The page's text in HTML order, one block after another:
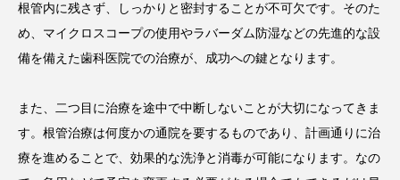
根管内に残さず、しっかりと密封することが不可欠です。そのた
め、マイクロスコープの使用やラバーダム防湿などの先進的な設
備を備えた歯科医院での治療が、成功への鍵となります。
また、二つ目に治療を途中で中断しないことが大切になってきま
す。根管治療は何度かの通院を要するものであり、計画通りに治
療を進めることで、効果的な洗浄と消毒が可能になります。なの